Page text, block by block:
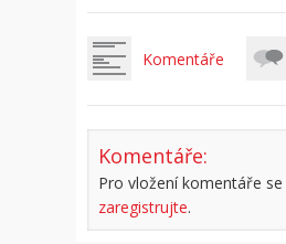
Komentáře
Komentáře:
Pro vložení komentáře se
zaregistrujte.